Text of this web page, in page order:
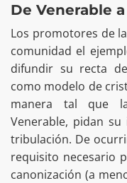
De Venerable
Los promotores de
comunidad el
difundir su recta
como modelo de
manera tal que
Venerable, pidan
tribulación. De
requisito necesario
canonización (a